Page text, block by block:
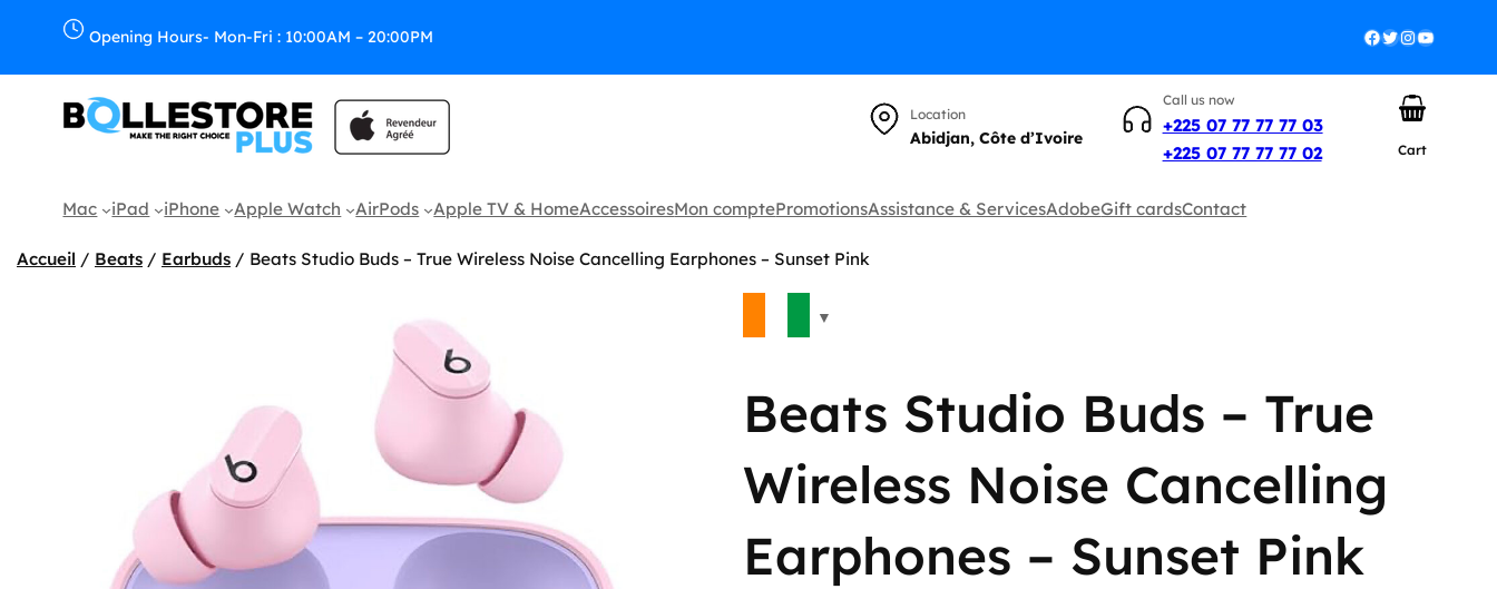
Opening Hours- Mon-Fri : 10:00AM – 20:00PM Facebook Twitter InstagramYouTube
Location
Abidjan, Côte d’Ivoire
Call us now
+225 07 77 77 77 03
+225 07 77 77 77 02
Cart
Mac iPad iPhone Apple Watch AirPods Apple TV & HomeAccessoiresMon comptePromotionsAssistance & ServicesAdobeGift cardsContact
Accueil / Beats / Earbuds / Beats Studio Buds – True Wireless Noise Cancelling Earphones – Sunset Pink
Beats Studio Buds – True
Wireless Noise Cancelling
Earphones – Sunset Pink